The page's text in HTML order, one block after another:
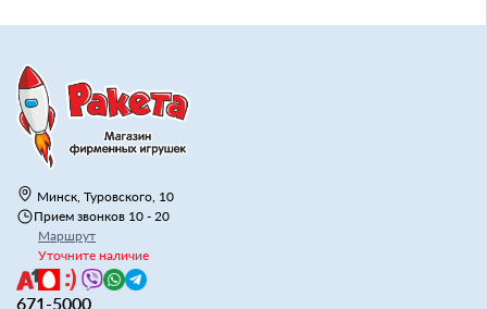
Минск, Туровского, 10
Прием звонков 10 - 20
Маршрут
Уточните наличие
671-5000